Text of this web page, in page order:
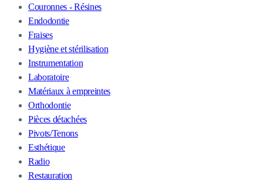
Couronnes - Résines
Endodontie
Fraises
Hygiène et stérilisation
Instrumentation
Laboratoire
Matériaux à empreintes
Orthodontie
Pièces détachées
Pivots/Tenons
Esthétique
Radio
Restauration